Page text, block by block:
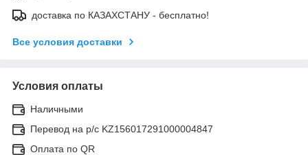
доставка по КАЗАХСТАНУ - бесплатно!
Все условия доставки
Условия оплаты
Наличными
Перевод на р/с KZ156017291000004847
Оплата по QR